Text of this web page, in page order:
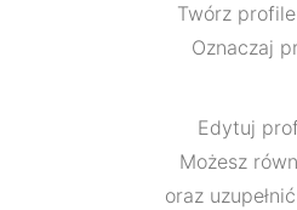
Twórz
Oznaczaj
Edytuj
Możesz
oraz